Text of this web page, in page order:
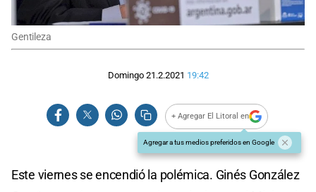
Gentileza
Domingo 21.2.2021 19:42
+ Agregar El Litoral en
Agregar a tus medios preferidos en Google
Este viernes se encendió la polémica. Ginés González